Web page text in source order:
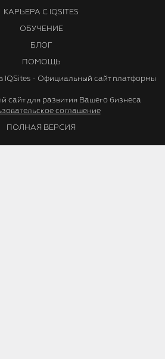
КАРЬЕРА С IQSITES
ОБУЧЕНИЕ
БЛОГ
ПОМОЩЬ
IQSites - Официальный сайт платформы
сайт для развития Вашего бизнеса
соглашение
ПОЛНАЯ ВЕРСИЯ